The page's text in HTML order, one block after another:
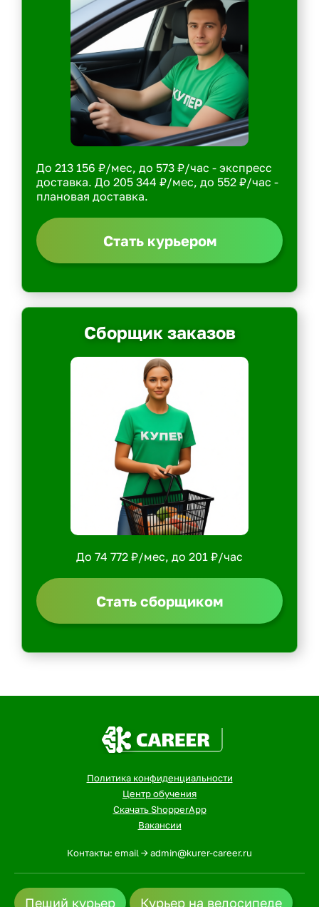
До 213 156 ₽/мес, до 573 ₽/час - экспресс
доставка. До 205 344 ₽/мес, до 552 ₽/час -
плановая доставка.
Стать курьером
Сборщик заказов
До 74 772 ₽/мес, до 201 ₽/час
Стать сборщиком
Политика конфиденциальности
Центр обучения
Скачать ShopperApp
Вакансии
Контакты: email -> admin@kurer-career.ru
Пеший курьер Курьер на велосипеде